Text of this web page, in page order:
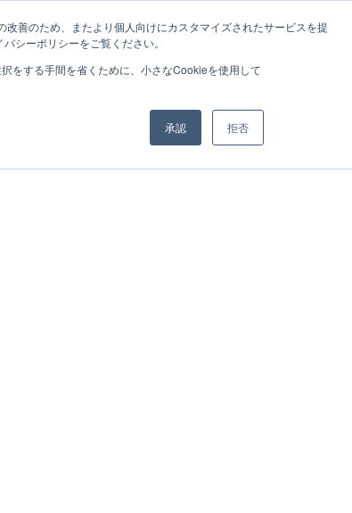
善のため、またより個人向けにカスタマイズされたサービスを提
シーポリシーをご覧ください。
をする手間を省くために、小さなCookieを使用して
承認 拒否